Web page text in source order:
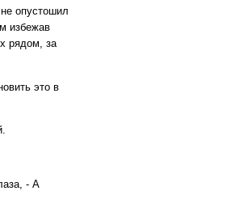
опустошил
избежав
рядом, за
это в
- А